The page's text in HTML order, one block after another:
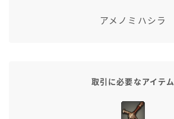
アメノミハシラ
取引に必要なアイテム